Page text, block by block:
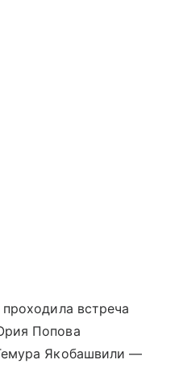
встреча
Попова
Якобашвили —